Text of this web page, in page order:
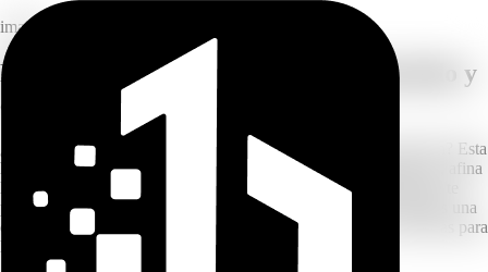
imagen
Restauración de fotos con IA: depixelado y
afinado
¿Tienes tus propias fotos borrosas, pixeladas o de baja resolución? Esta
herramienta de restauración de fotos con IA reduce la pixelación, afina
las tomas borrosas y recupera el detalle perdido en imágenes que te
pertenecen. Ya sea que revivas una foto familiar antigua o limpies una
captura de baja resolución, la red neuronal reconstruye las texturas para
lograr un acabado nítido.